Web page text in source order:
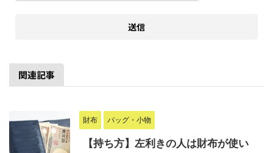
関連記事
財布 バッグ・小物
【持ち方】左利きの人は財布が使い